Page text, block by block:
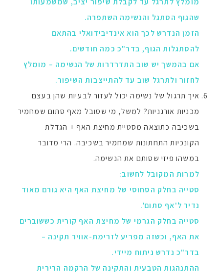
שהגוף הסתגל והנשימה השתפרה.
הזמן הנדרש לכך הוא אינדיבידואלי בהתאם
להסתגלות הגוף, בדר"כ כמה חודשים.
אם בהמשך יש שוב התדרדרות של הנשימה – מומלץ
לחזור ולתרגל שוב עד להתייצבות השיפור.
איך תרגול של נשימה יכול לעזור לבעיות שהן בעצם
מכניות אורגניות? למשל, מי שסובל מאף סתום שמחמיר
בשכיבה כתוצאה מסטיית מחיצת האף + הגדלת
הקונכיות התחתונות שמחמיר בשכיבה. הרי מדובר
במשהו פיזי שסותם את הנשימה.
למרות המקובל לחשוב:
סטייה בחלק הסחוסי של מחיצת האף היא גורם מאוד
נדיר ל'אף סתום'.
סטייה בחלק הגרמי של מחיצת האף קורית כששוברים
את האף, וכשזה מפריע לזרימת-אוויר תקינה –
בדר"כ נדרש ניתוח מיידי.
ההתנהגות הטבעית והתקינה של הרקמה הרירית